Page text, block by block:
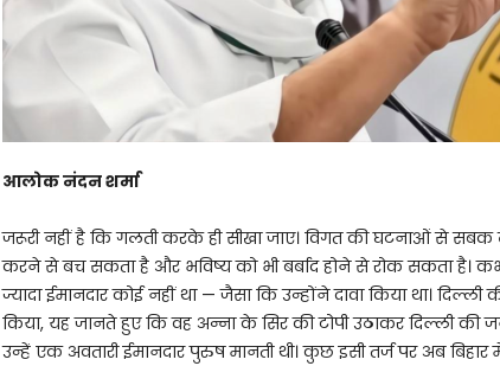
आलोक नंदन शर्मा
जरूरी नहीं है कि गलती करके ही सीखा जाए। विगत की घटनाओं से सबक
करने से बच सकता है और भविष्य को भी बर्बाद होने से रोक सकता है।
ज्यादा ईमानदार कोई नहीं था — जैसा कि उन्होंने दावा किया था।
किया, यह जानते हुए कि वह अन्ना के सिर की टोपी उठाकर दिल्ली की
उन्हें एक अवतारी ईमानदार पुरुष मानती थी। कुछ इसी तर्ज पर अब बिहार